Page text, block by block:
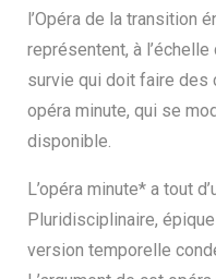
l’Opéra de la transition
représentent, à
survie qui doit faire des
opéra minute, qui se
disponible.
L’opéra minute* a tout
Pluridisciplinaire,
version temporelle